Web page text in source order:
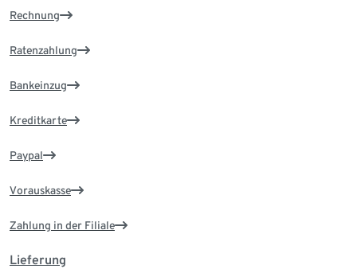
Rechnung
Ratenzahlung
Bankeinzug
Kreditkarte
Paypal
Vorauskasse
Zahlung in der Filiale
Lieferung